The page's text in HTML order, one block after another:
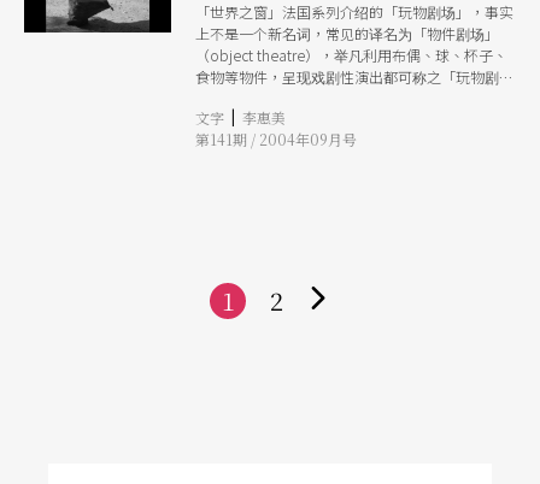
「世界之窗」法国系列介绍的「玩物剧场」，事实
上不是一个新名词，常见的译名为「物件剧场」
（object theatre），举凡利用布偶、球、杯子、
食物等物件，呈现戏剧性演出都可称之「玩物剧
「玩」意，带动了表演艺术界再度检视「玩物剧
场」，并且衍发了一套套淋漓尽致的创作概念。这
文字 | 李惠美
第141期 / 2004年09月号
1 2